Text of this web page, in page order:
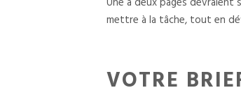
mettre à la tâche, tout en
VOTRE